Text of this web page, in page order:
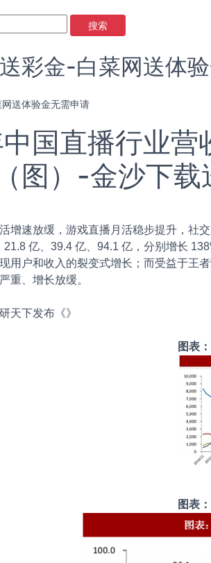
搜索
彩金-白菜网送体
送体验金无需申请
国直播行业营
图）-金沙下载
增速放缓，游戏直播月活稳步提升，社
21.8 亿、39.4 亿、94.1 亿，分别增长
用户和收入的裂变式增长；而受益于王
重、增长放缓。
下发布《》
图表
图表